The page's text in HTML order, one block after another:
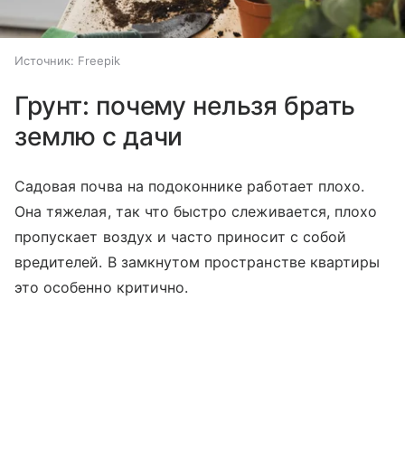
Источник: Freepik
Грунт: почему нельзя брать
землю с дачи
Садовая почва на подоконнике работает плохо.
Она тяжелая, так что быстро слеживается, плохо
пропускает воздух и часто приносит с собой
вредителей. В замкнутом пространстве квартиры
это особенно критично.